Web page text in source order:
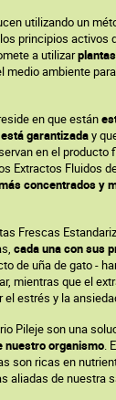
utilizando un
principios activos
a utilizar
medio ambiente
en que están
garantizaday
en el producto
Extractos Fluidos
concentrados y
Frescas
cada una con sus
de uña de gato -
mientras que el
el estrés y la
Pileje son una
nuestro organismo.
son ricas en
aliadas de nuestra